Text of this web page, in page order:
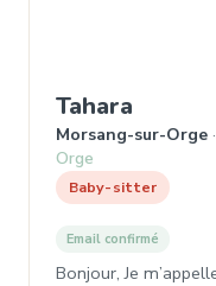
Tahara
Morsang-sur-Orge
Orge
Baby-sitter
Email confirmé
Bonjour, Je